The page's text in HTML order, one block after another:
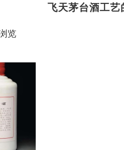
飞天茅台酒工艺
览